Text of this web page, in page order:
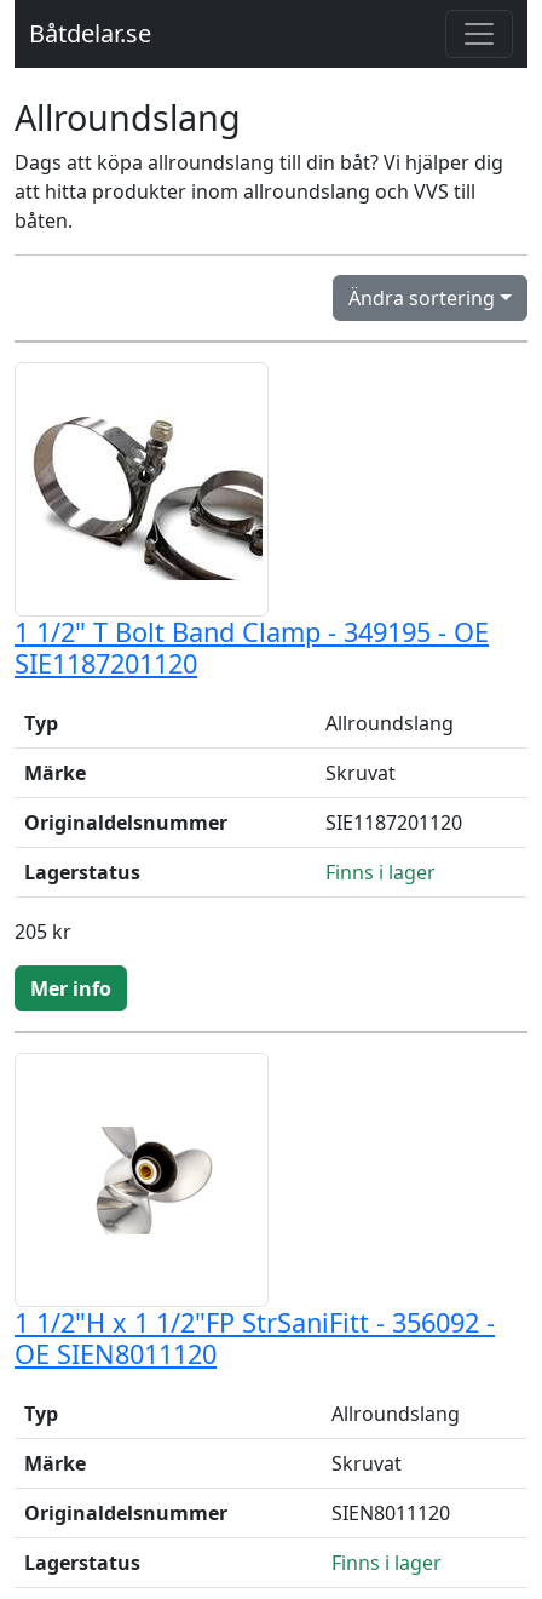
Båtdelar.se
Allroundslang
Dags att köpa allroundslang till din båt? Vi hjälper dig
att hitta produkter inom allroundslang och VVS till
båten.
Ändra sortering
1 1/2" T Bolt Band Clamp - 349195 - OE
SIE1187201120
Typ
Allroundslang
Märke
Skruvat
Originaldelsnummer
SIE1187201120
Lagerstatus
Finns i lager
205 kr
Mer info
1 1/2"H x 1 1/2"FP StrSaniFitt - 356092 -
OE SIEN8011120
Typ
Allroundslang
Märke
Skruvat
Originaldelsnummer
SIEN8011120
Lagerstatus
Finns i lager